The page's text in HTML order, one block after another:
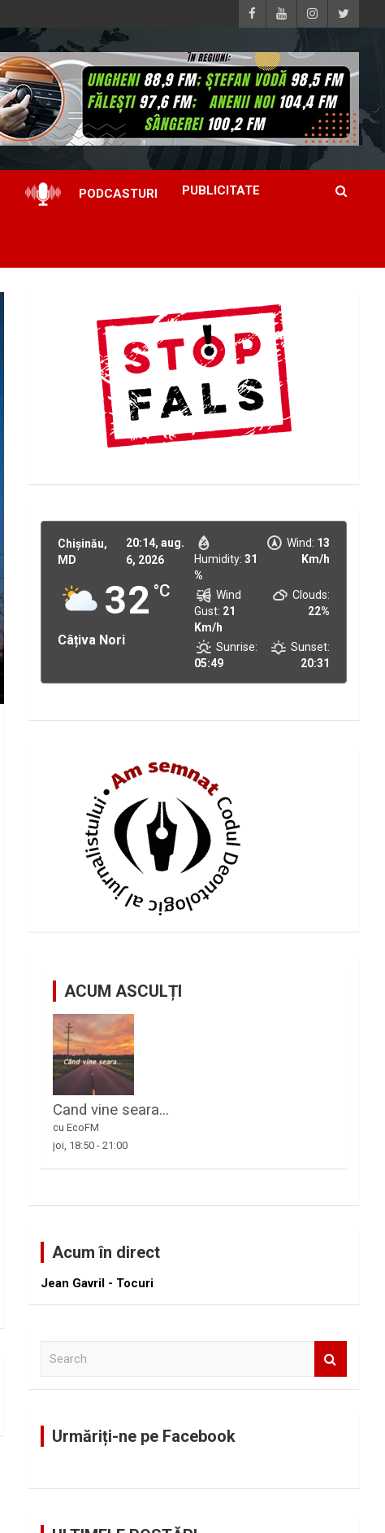
PODCASTURI PUBLICITATE
Chișinău,
MD
20:14, aug.
6, 2026
32 °C
Câțiva Nori
Humidity: 31
%
Wind: 13
Km/h
Wind
Gust: 21
Km/h
Clouds:
22%
Sunrise:
05:49
Sunset:
20:31
ACUM ASCULȚI
Cand vine seara...
cu EcoFM
joi, 18:50 -21:00
Acum în direct
Jean Gavril - Tocuri
Urmăriți-ne pe Facebook